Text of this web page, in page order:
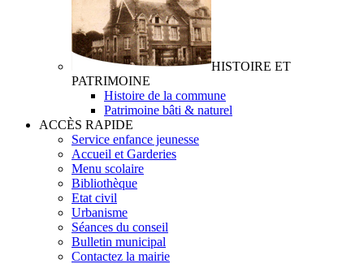
HISTOIRE ET
PATRIMOINE
Histoire de la commune
Patrimoine bâti & naturel
ACCÈS RAPIDE
Service enfance jeunesse
Accueil et Garderies
Menu scolaire
Bibliothèque
Etat civil
Urbanisme
Séances du conseil
Bulletin municipal
Contactez la mairie